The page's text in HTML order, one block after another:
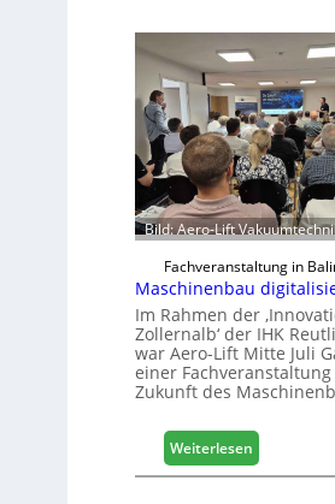
Bild: Aero-Lift
Fachveranstaltung in
Maschinenbau
Im Rahmen der
Zollernalb‘ der IHK
war Aero-Lift Mitte Juli
einer
Zukunft des
Weiterlesen:
M